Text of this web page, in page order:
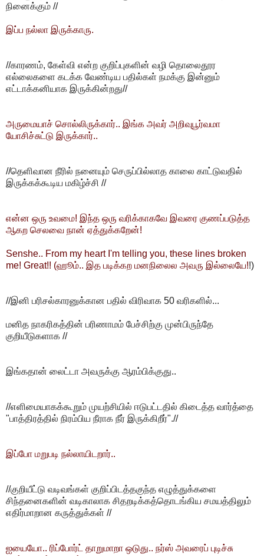
நினைக்கும் //
இப்ப நல்லா இருக்காரு.
//காரணம், கேள்வி என்ற குறிப்புகளின் வழி தொலைதூர
எல்லைகளை கடக்க வேண்டிய பதில்கள் நமக்கு இன்னும்
எட்டாக்கனியாக இருக்கின்றது//
அருமையாச் சொல்லிருக்கார்.. இங்க அவர் அறிவுபூர்வமா
யோசிச்சுட்டு இருக்கார்..
//தெளிவான நீரில் நனையும் செருப்பில்லாத காலை காட்டுவதில்
இருக்கக்கூடிய மகிழ்ச்சி //
என்ன ஒரு உவமை! இந்த ஒரு வரிக்காகவே இவரை குணப்படுத்த
ஆகற செலவை நான் ஏத்துக்கறேன்!
Senshe.. From my heart I'm telling you, these lines broken
me! Great!! (ஹூம்.. இத படிக்கற மனநிலைல அவரு இல்லையே!!)
//இனி பரிசல்காரனுக்கான பதில் விரிவாக 50 வரிகளில்...
மனித நாகரிகத்தின் பரிணாமம் பேச்சிற்கு முன்பிருந்தே
குறியீடுகளாக //
இங்கதான் லைட்டா அவருக்கு ஆரம்பிக்குது..
//எளிமையாகக்கூறும் முயற்சியில் ஈடுபட்டதில் கிடைத்த வார்த்தை
"பாத்திரத்தில் நிரம்பிய நீராக நீர் இருக்கிறீர்".//
இப்போ மறுபடி நல்லாயிடறார்..
//குறியீட்டு வடிவங்கள் குறிப்பிடத்தகுந்த எழுத்துக்களை
சிந்தனைகளின் வடிகாலாக சிதறடிக்கத்தொடங்கிய சமயத்திலும்
எதிர்மாறான கருத்துக்கள் //
ஐயையோ.. ரிப்போர்ட் தாறுமாறா ஒடுது.. நர்ஸ் அவரைப் புடிச்சு